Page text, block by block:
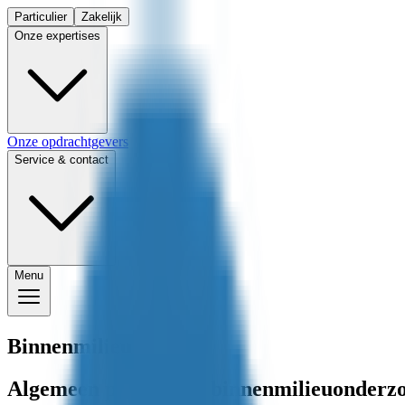
Particulier
Zakelijk
Onze expertises
Onze opdrachtgevers
Service & contact
Menu
Binnenmilieu
Algemeen particulier